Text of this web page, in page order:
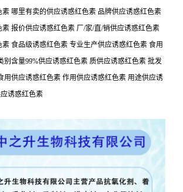
哪里有卖的供应诱惑红色素 品牌供应诱惑红色素
报价供应诱惑红色素 厂/家/直/销供应诱惑红色素
素 食品级诱惑红色素 专业生产供应诱惑红色素 食用
别含量99%供应诱惑红色素 质供应诱惑红色素 批发
用供应诱惑红色素 作用供应诱惑红色素 用途供应诱
诱惑红色素